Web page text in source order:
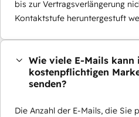
bis zur Vertragsverlängerung
Kontaktstufe heruntergestuft
Wie viele E-Mails
kostenpflichtigen
senden?
Die Anzahl der E-Mails, die Sie